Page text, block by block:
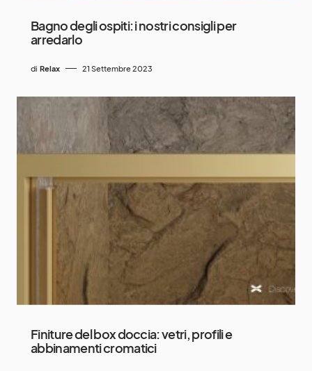
Bagno degli ospiti: i nostri consigli per
arredarlo
di Relax 21 Settembre 2023
Finiture del box doccia: vetri, profili e
abbinamenti cromatici